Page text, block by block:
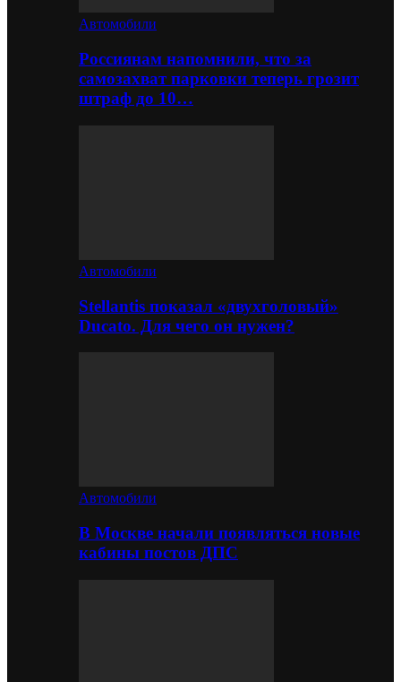
Автомобили
Россиянам напомнили, что за
самозахват парковки теперь грозит
штраф до 10…
Автомобили
Stellantis показал «двухголовый»
Ducato. Для чего он нужен?
Автомобили
В Москве начали появляться новые
кабины постов ДПС